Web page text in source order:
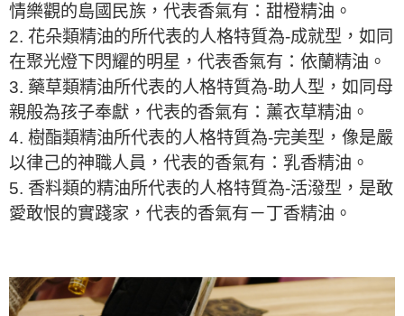
情樂觀的島國民族，代表香氣有：甜橙精油。
2. 花朵類精油的所代表的人格特質為-成就型，如同
在聚光燈下閃耀的明星，代表香氣有：依蘭精油。
3. 藥草類精油所代表的人格特質為-助人型，如同母
親般為孩子奉獻，代表的香氣有：薰衣草精油。
4. 樹酯類精油所代表的人格特質為-完美型，像是嚴
以律己的神職人員，代表的香氣有：乳香精油。
5. 香料類的精油所代表的人格特質為-活潑型，是敢
愛敢恨的實踐家，代表的香氣有－丁香精油。